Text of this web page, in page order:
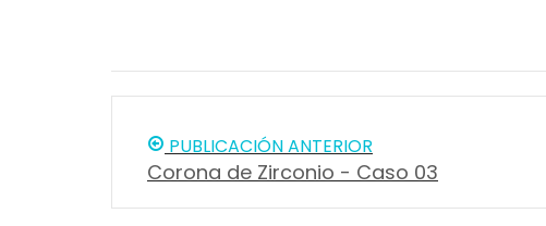
PUBLICACIÓN ANTERIOR
Corona de Zirconio - Caso 03